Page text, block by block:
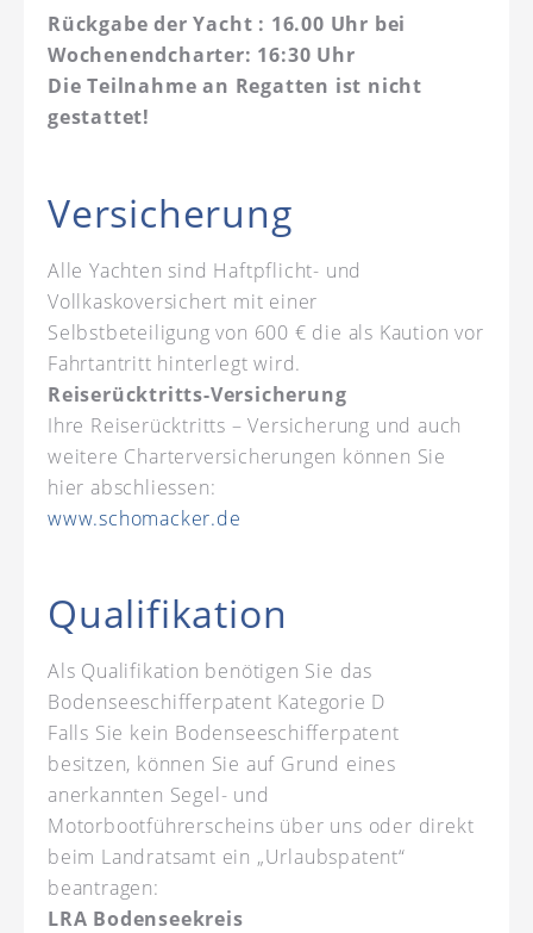
Rückgabe der Yacht : 16.00 Uhr bei
Wochenendcharter: 16:30 Uhr
Die Teilnahme an Regatten ist nicht
gestattet!
Versicherung
Alle Yachten sind Haftpflicht- und
Vollkaskoversichert mit einer
Selbstbeteiligung von 600 € die als Kaution vor
Fahrtantritt hinterlegt wird.
Reiserücktritts-Versicherung
Ihre Reiserücktritts – Versicherung und auch
weitere Charterversicherungen können Sie
hier abschliessen:
www.schomacker.de
Qualifikation
Als Qualifikation benötigen Sie das
Bodenseeschifferpatent Kategorie D
Falls Sie kein Bodenseeschifferpatent
besitzen, können Sie auf Grund eines
anerkannten Segel- und
Motorbootführerscheins über uns oder direkt
beim Landratsamt ein „Urlaubspatent“
beantragen:
LRA Bodenseekreis